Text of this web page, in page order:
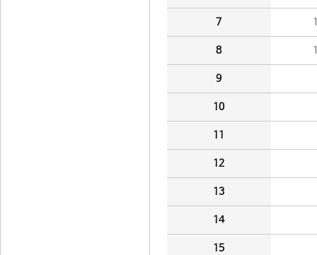
7
8
9
10
11
12
13
14
15